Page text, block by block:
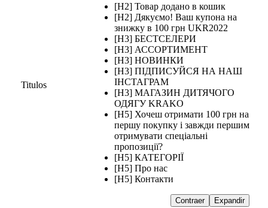
Titulos
[H2] Товар додано в кошик
[H2] Дякуємо! Ваш купона на
знижку в 100 грн UKR2022
[H3] БЕСТСЕЛЕРИ
[H3] АССОРТИМЕНТ
[H3] НОВИНКИ
[H3] ПІДПИСУЙСЯ НА НАШ
ІНСТАГРАМ
[H3] МАГАЗИН ДИТЯЧОГО
ОДЯГУ KRAKO
[H5] Хочеш отримати 100 грн на
першу покупку і завжди першим
отримувати спеціальні
пропозиції?
[H5] КАТЕГОРІЇ
[H5] Про нас
[H5] Контакти
Expandir
Contraer